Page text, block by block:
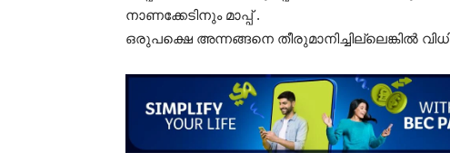
നാണക്കേടിനും മാപ്പ് .
ഒരുപക്ഷെ അന്നങ്ങനെ തീരുമാനിച്ചില്ലെങ്കിൽ